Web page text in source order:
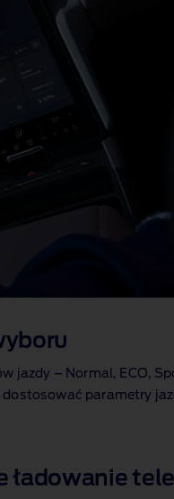
jazdy – Normal, ECO,
parametry
ładowanie